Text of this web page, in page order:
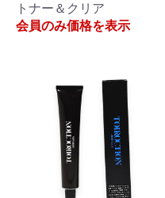
トナー＆クリア
会員のみ価格を表示